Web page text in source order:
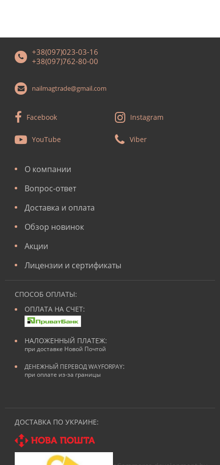
+38(097)023-03-16
+38(097)762-80-00
nailmagtrade@gmail.com
Facebook Instagram
YouTube Viber
О компании
Вопрос-ответ
Доставка и оплата
Обзор новинок
Акции
Лицензии и сертификаты
СПОСОБ ОПЛАТЫ:
ОПЛАТА НА СЧЕТ:
НАЛОЖЕННЫЙ ПЛАТЕЖ:
при доставке Новой Почтой
ДЕНЕЖНЫЙ ПЕРЕВОД WAYFORPAY:
при оплате из-за границы
ДОСТАВКА ПО УКРАИНЕ: